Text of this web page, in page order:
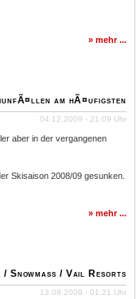
» mehr...
am hÃ¤ufigsten
04.12.2009 - 21:09 Uhr
aber in der vergangenen
Skisaison 2008/09 gesunken.
» mehr...
Snowmass / Vail Resorts
13.09.2009 - 01:21 Uhr